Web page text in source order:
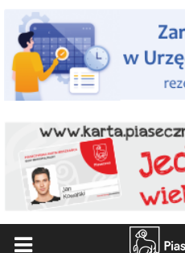
użytkowników
czytników
ekranowych Znajdujesz
się
podstronie
Piasecznie
Oficjalna
strona
Miasta